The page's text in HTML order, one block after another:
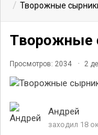
Творожные
Творожные
Просмотров: 2034 2
Андрей
заходил 18